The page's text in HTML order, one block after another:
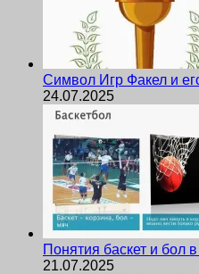
Символ Игр Факел и
24.07.2025
Понятия баскет и бол
21.07.2025